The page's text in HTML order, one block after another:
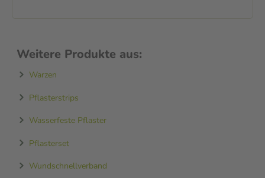
Weitere Produkte aus:
Warzen
Pflasterstrips
Wasserfeste Pflaster
Pflasterset
Wundschnellverband